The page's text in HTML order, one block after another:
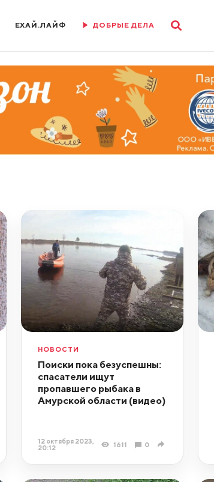
ЕХАЙ.ЛАЙФ ДОБРЫЕ ДЕЛА
НОВОСТИ
Поиски пока безуспешны:
спасатели ищут
пропавшего рыбака в
Амурской области (видео)
12 октября 2023,
20:12
1611 0